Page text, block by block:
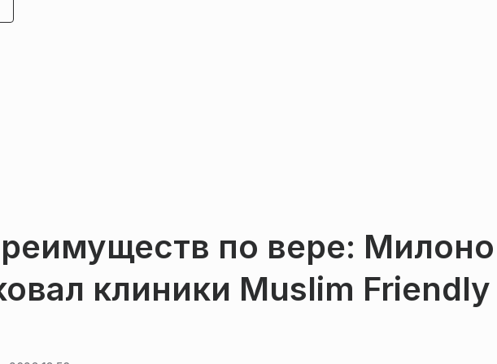
по вере:
клиники Muslim Friendly